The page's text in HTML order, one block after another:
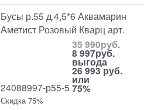
Бусы р.55 д.4,5*6 Аквамарин
Аметист Розовый Кварц арт.
24088997-р55-5
35 990руб.
8 997руб.
выгода
26 993 руб.
или
75%
Скидка 75%